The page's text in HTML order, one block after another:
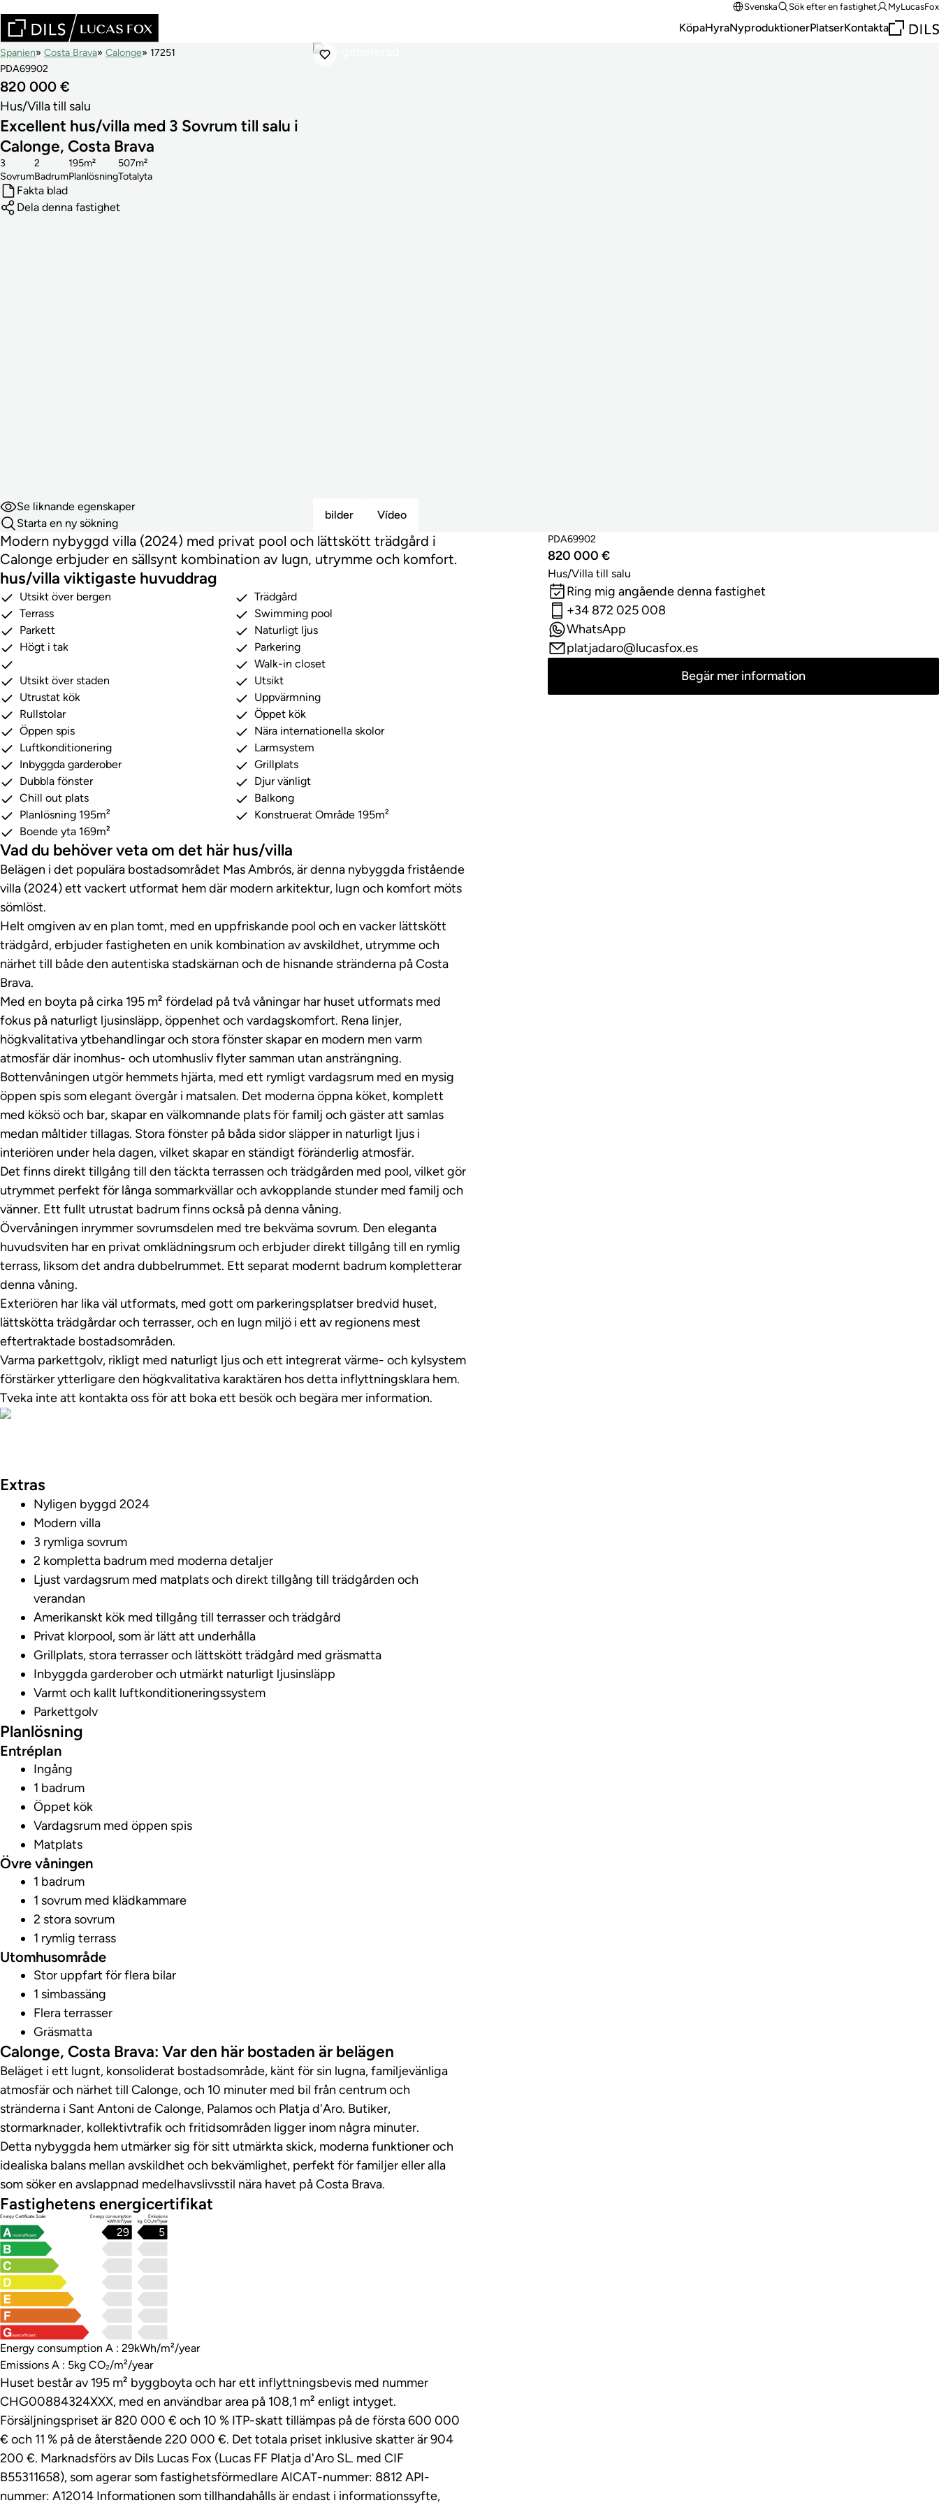
Svenska Sök efter en fastighet MyLucasFox
KöpaHyraNyproduktionerPlatserKontakta
bilder Vídeo
Spanien Costa Brava Calonge
17251
PDA69902
820 000 €
Hus/Villa till salu
Excellent hus/villa med 3 Sovrum till salu i
Calonge, Costa Brava
Sovrum
3
Badrum
2
Planlösning
195m²
Totalyta
507m²
Fakta blad
Dela denna fastighet
Se liknande egenskaper
Starta en ny sökning
Modern nybyggd villa (2024) med privat pool och lättskött trädgård i
Calonge erbjuder en sällsynt kombination av lugn, utrymme och komfort.
hus/villa viktigaste huvuddrag
Utsikt över bergen
Trädgård
Terrass
Swimming pool
Parkett
Naturligt ljus
Högt i tak
Parkering
Walk-in closet
Utsikt över staden
Utsikt
Utrustat kök
Uppvärmning
Rullstolar
Öppet kök
Öppen spis
Nära internationella skolor
Luftkonditionering
Larmsystem
Inbyggda garderober
Grillplats
Dubbla fönster
Djur vänligt
Chill out plats
Balkong
Planlösning 195m²
Konstruerat Område 195m²
Boende yta 169m²
Vad du behöver veta om det här hus/villa
Belägen i det populära bostadsområdet Mas Ambrós, är denna nybyggda fristående
villa (2024) ett vackert utformat hem där modern arkitektur, lugn och komfort möts
sömlöst.
Helt omgiven av en plan tomt, med en uppfriskande pool och en vacker lättskött
trädgård, erbjuder fastigheten en unik kombination av avskildhet, utrymme och
närhet till både den autentiska stadskärnan och de hisnande stränderna på Costa
Brava.
Med en boyta på cirka 195 m² fördelad på två våningar har huset utformats med
fokus på naturligt ljusinsläpp, öppenhet och vardagskomfort. Rena linjer,
högkvalitativa ytbehandlingar och stora fönster skapar en modern men varm
atmosfär där inomhus- och utomhusliv flyter samman utan ansträngning.
Bottenvåningen utgör hemmets hjärta, med ett rymligt vardagsrum med en mysig
öppen spis som elegant övergår i matsalen. Det moderna öppna köket, komplett
med köksö och bar, skapar en välkomnande plats för familj och gäster att samlas
medan måltider tillagas. Stora fönster på båda sidor släpper in naturligt ljus i
interiören under hela dagen, vilket skapar en ständigt föränderlig atmosfär.
Det finns direkt tillgång till den täckta terrassen och trädgården med pool, vilket gör
utrymmet perfekt för långa sommarkvällar och avkopplande stunder med familj och
vänner. Ett fullt utrustat badrum finns också på denna våning.
Övervåningen inrymmer sovrumsdelen med tre bekväma sovrum. Den eleganta
huvudsviten har en privat omklädningsrum och erbjuder direkt tillgång till en rymlig
terrass, liksom det andra dubbelrummet. Ett separat modernt badrum kompletterar
denna våning.
Exteriören har lika väl utformats, med gott om parkeringsplatser bredvid huset,
lättskötta trädgårdar och terrasser, och en lugn miljö i ett av regionens mest
eftertraktade bostadsområden.
Varma parkettgolv, rikligt med naturligt ljus och ett integrerat värme- och kylsystem
förstärker ytterligare den högkvalitativa karaktären hos detta inflyttningsklara hem.
Tveka inte att kontakta oss för att boka ett besök och begära mer information.
Extras
Nyligen byggd 2024
Modern villa
3 rymliga sovrum
2 kompletta badrum med moderna detaljer
Ljust vardagsrum med matplats och direkt tillgång till trädgården och
verandan
Amerikanskt kök med tillgång till terrasser och trädgård
Privat klorpool, som är lätt att underhålla
Grillplats, stora terrasser och lättskött trädgård med gräsmatta
Inbyggda garderober och utmärkt naturligt ljusinsläpp
Varmt och kallt luftkonditioneringssystem
Parkettgolv
Planlösning
Entréplan
Ingång
1 badrum
Öppet kök
Vardagsrum med öppen spis
Matplats
Övre våningen
1 badrum
1 sovrum med klädkammare
2 stora sovrum
1 rymlig terrass
Utomhusområde
Stor uppfart för flera bilar
1 simbassäng
Flera terrasser
Gräsmatta
Calonge, Costa Brava: Var den här bostaden är belägen
Beläget i ett lugnt, konsoliderat bostadsområde, känt för sin lugna, familjevänliga
atmosfär och närhet till Calonge, och 10 minuter med bil från centrum och
stränderna i Sant Antoni de Calonge, Palamos och Platja d'Aro. Butiker,
stormarknader, kollektivtrafik och fritidsområden ligger inom några minuter.
Detta nybyggda hem utmärker sig för sitt utmärkta skick, moderna funktioner och
idealiska balans mellan avskildhet och bekvämlighet, perfekt för familjer eller alla
som söker en avslappnad medelhavslivsstil nära havet på Costa Brava.
Fastighetens energicertifikat
Energy Certificate Scale
Energy consumption
kWh/m²/year
Emissions
kg CO₂/m²/year
most efficient
least efficient
5
29
Energy consumption A : 29kWh/m²/year
Emissions A : 5kg CO₂/m²/year
Huset består av 195 m² byggboyta och har ett inflyttningsbevis med nummer
CHG00884324XXX, med en användbar area på 108,1 m² enligt intyget.
Försäljningspriset är 820 000 € och 10 % ITP-skatt tillämpas på de första 600 000
€ och 11 % på de återstående 220 000 €. Det totala priset inklusive skatter är 904
200 €. Marknadsförs av Dils Lucas Fox (Lucas FF Platja d'Aro SL. med CIF
B55311658), som agerar som fastighetsförmedlare AICAT-nummer: 8812 API-
nummer: A12014 Informationen som tillhandahålls är endast i informationssyfte,
PDA69902
820 000 €
Hus/Villa till salu
Ring mig angående denna fastighet
+34 872 025 008
WhatsApp
platjadaro@lucasfox.es
Begär mer information